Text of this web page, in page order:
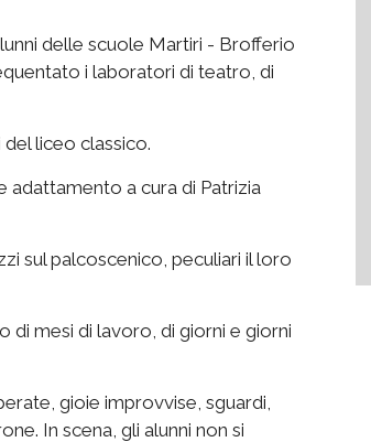
delle scuole Martiri - Brofferio
i laboratori di teatro, di
liceo classico.
adattamento a cura di Patrizia
sul palcoscenico, peculiari il loro
mesi di lavoro, di giorni e giorni
gioie improvvise, sguardi,
In scena, gli alunni non si